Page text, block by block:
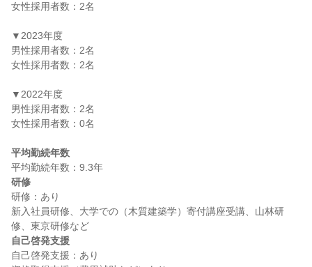
女性採用者数：2名
▼2023年度
男性採用者数：2名
女性採用者数：2名
▼2022年度
男性採用者数：2名
女性採用者数：0名
平均勤続年数
研修
研修：あり
新入社員研修、大学での（木質建築学）寄付講座受講、山林研
自己啓発支援
自己啓発支援：あり